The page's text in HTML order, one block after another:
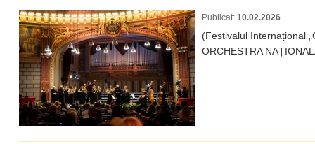
Publicat: 10.02.2026
(Festivalul Internațional
ORCHESTRA